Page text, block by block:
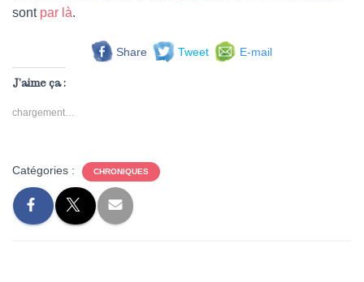
sont par là.
Share Tweet E-mail
J’aime ça :
chargement…
Catégories : CHRONIQUES